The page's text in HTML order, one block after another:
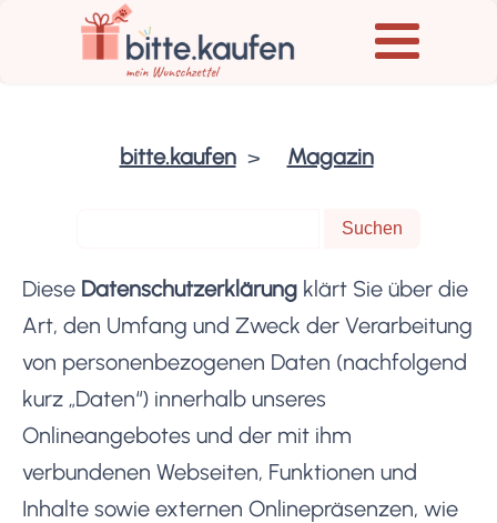
bitte.kaufen Magazin
Diese Datenschutzerklärung klärt Sie über die
Art, den Umfang und Zweck der Verarbeitung
von personenbezogenen Daten (nachfolgend
kurz „Daten“) innerhalb unseres
Onlineangebotes und der mit ihm
verbundenen Webseiten, Funktionen und
Inhalte sowie externen Onlinepräsenzen, wie